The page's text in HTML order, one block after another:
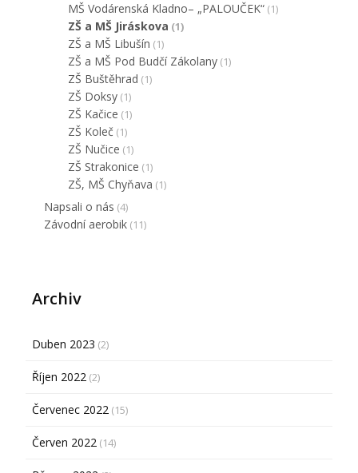
MŠ Vodárenská Kladno– „PALOUČEK“ (1)
ZŠ a MŠ Jiráskova (1)
ZŠ a MŠ Libušín (1)
ZŠ a MŠ Pod Budčí Zákolany (1)
ZŠ Buštěhrad (1)
ZŠ Doksy (1)
ZŠ Kačice (1)
ZŠ Koleč (1)
ZŠ Nučice (1)
ZŠ Strakonice (1)
ZŠ, MŠ Chyňava (1)
Napsali o nás (4)
Závodní aerobik (11)
Archiv
Duben 2023 (2)
Říjen 2022 (2)
Červenec 2022 (15)
Červen 2022 (14)